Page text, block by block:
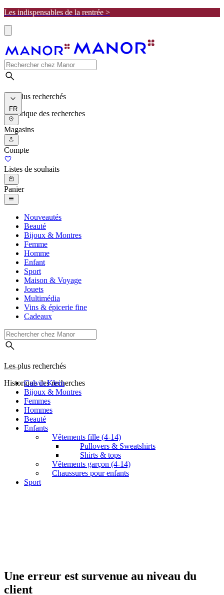
Les indispensables de la rentrée >
Les plus recherchés
Historique des recherches
FR
Magasins
Compte
Listes de souhaits
Panier
Nouveautés
Beauté
Bijoux & Montres
Femme
Homme
Enfant
Sport
Maison & Voyage
Jouets
Multimédia
Vins & épicerie fine
Cadeaux
Les plus recherchés
Historique des recherches
Calvin Klein
Bijoux & Montres
Femmes
Hommes
Beauté
Enfants
Vêtements fille (4-14)
Pullovers & Sweatshirts
Shirts & tops
Vêtements garçon (4-14)
Chaussures pour enfants
Sport
Une erreur est survenue au niveau du
client